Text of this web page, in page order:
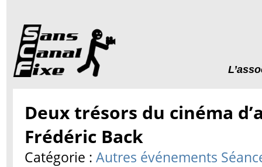
Deux trésors du cinéma
Frédéric Back
Catégorie : Autres événements